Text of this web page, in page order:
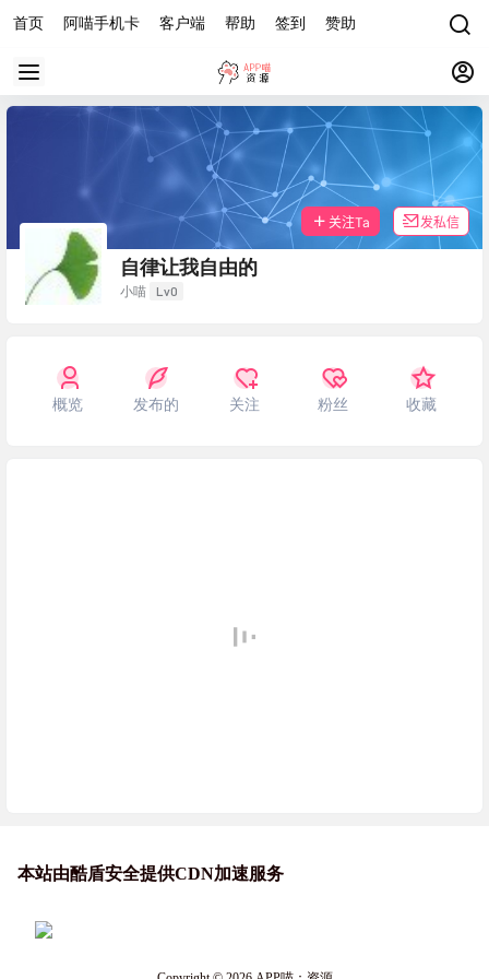
首页 阿喵手机卡 客户端 帮助 签到 赞助
自律让我自由的
小喵 Lv0
关注Ta 发私信
概览 发布的 关注 粉丝 收藏
本站由酷盾安全提供CDN加速服务